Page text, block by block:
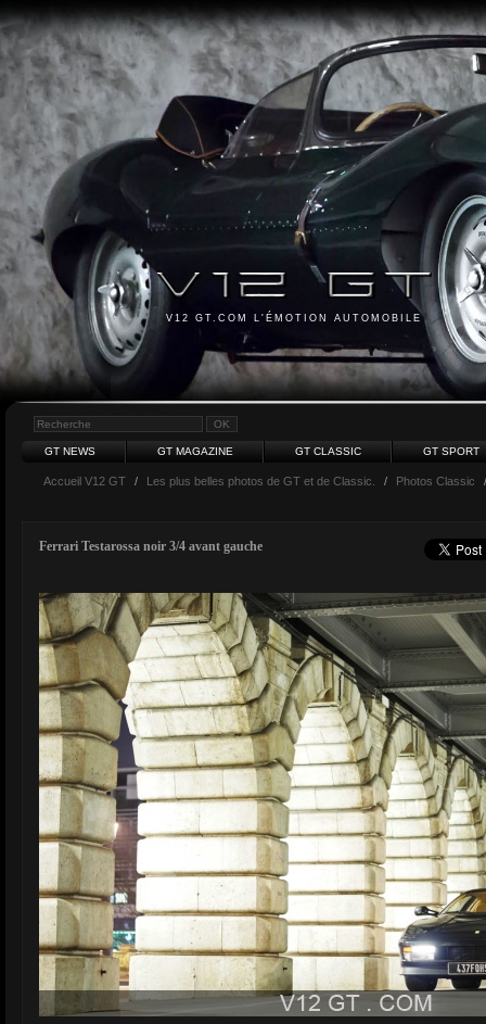
V12 GT.COM L'ÉMOTION AUTOMOBILE
GT NEWS GT MAGAZINE GT CLASSIC GT SPORT
Accueil V12 GT / Les plus belles photos de GT et de Classic. / Photos Classic
Ferrari Testarossa noir 3/4 avant gauche